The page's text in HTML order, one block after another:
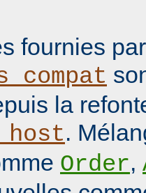
fournies
la
.
Order,